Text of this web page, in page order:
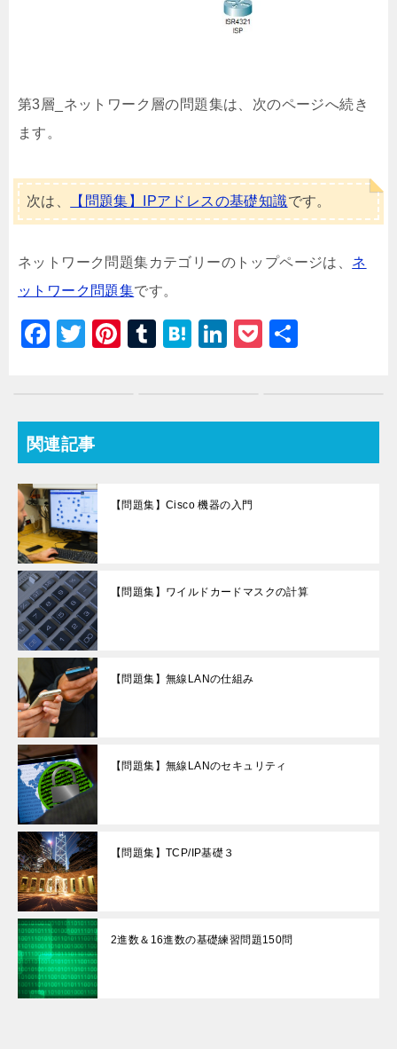
第3層_ネットワーク層の問題集は、次のページへ続き
ます。
次は、 【問題集】IPアドレスの基礎知識です。
ネットワーク問題集カテゴリーのトップページは、 ネ
ットワーク問題集です。
F
e
b
o
o
k
T
er
Pi
e
T
bl
H
n
Li
e
P
k
関連記事
【問題集】Cisco 機器の入門
【問題集】ワイルドカードマスクの計算
【問題集】無線LANの仕組み
【問題集】無線LANのセキュリティ
【問題集】TCP/IP基礎３
2進数＆16進数の基礎練習問題150問